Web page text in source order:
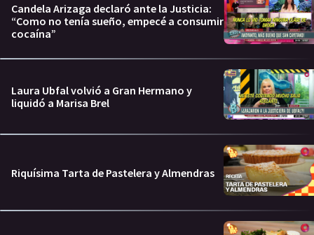
Candela Arizaga declaró ante la Justicia:
“Como no tenía sueño, empecé a consumir
cocaína”
Laura Ubfal volvió a Gran Hermano y
liquidó a Marisa Brel
Riquísima Tarta de Pastelera y Almendras